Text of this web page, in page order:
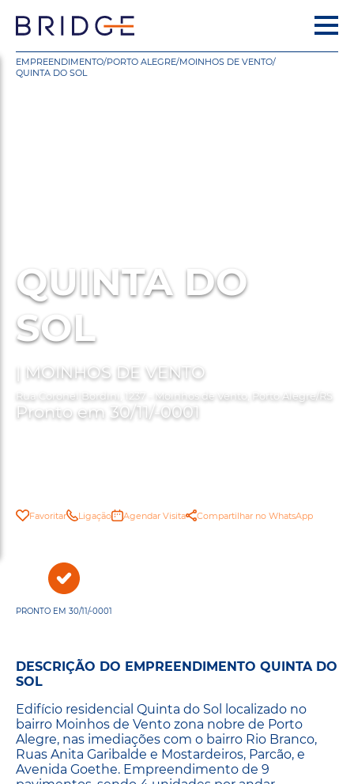
EMPREENDIMENTO/PORTO ALEGRE/MOINHOS DE VENTO/
QUINTA DO SOL
QUINTA DO
SOL
| MOINHOS DE VENTO
Rua Coronel Bordini, 1237 - Moinhos de Vento, Porto Alegre/RS
Pronto em 30/11/-0001
Favoritar Ligação Agendar Visita Compartilhar no WhatsApp
PRONTO EM 30/11/-0001
DESCRIÇÃO DO EMPREENDIMENTO QUINTA DO
SOL
Edifício residencial Quinta do Sol localizado no
bairro Moinhos de Vento zona nobre de Porto
Alegre, nas imediações com o bairro Rio Branco,
Ruas Anita Garibalde e Mostardeiros, Parcão, e
Avenida Goethe. Empreendimento de 9